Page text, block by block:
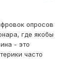
опросов
где якобы
- это
часто